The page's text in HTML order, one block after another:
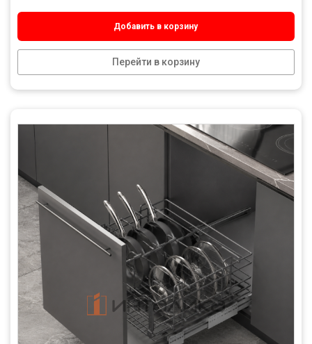
Добавить в корзину
Перейти в корзину